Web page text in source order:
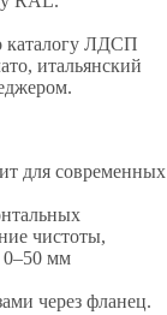
каталогу ЛДСП
итальянский
для современных
чистоты,
мм
через фланец.